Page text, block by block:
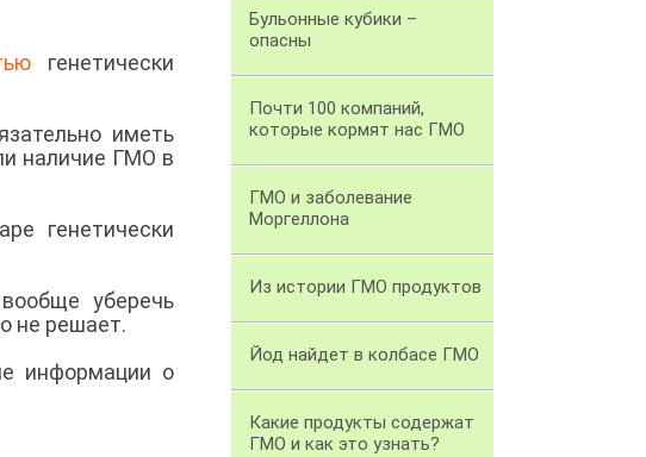
генетически
иметь
наличие ГМО в
генетически
уберечь
не решает.
информации о
Бульонные кубики –
опасны
Почти 100 компаний,
которые кормят нас ГМО
ГМО и заболевание
Моргеллона
Из истории ГМО продуктов
Йод найдет в колбасе ГМО
Какие продукты содержат
ГМО и как это узнать?